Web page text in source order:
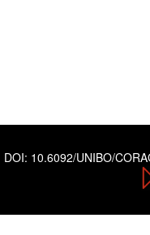
DOI: 10.6092/UNIBO/